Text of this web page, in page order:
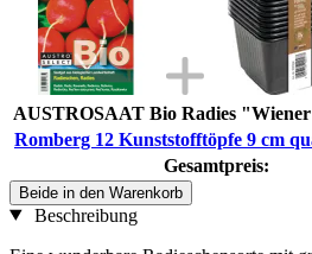
AUSTROSAAT Bio Radies
Romberg 12 Kunststofftöpfe 9 cm
Gesamtpreis:
Beide in den Warenkorb
Beschreibung